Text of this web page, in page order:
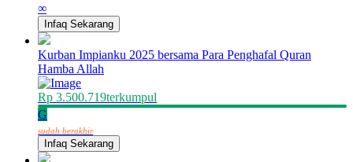
∞
Infaq Sekarang
Kurban Impianku 2025 bersama Para Penghafal Quran
Hamba Allah
Rp 3.500.719terkumpul
G
sudah berakhir
Infaq Sekarang